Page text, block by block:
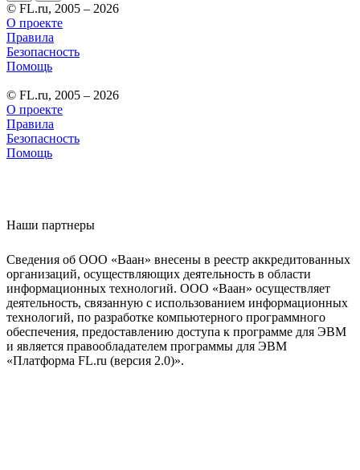
© FL.ru, 2005 – 2026
О проекте
Правила
Безопасность
Помощь
© FL.ru, 2005 – 2026
О проекте
Правила
Безопасность
Помощь
Наши партнеры
Сведения об ООО «Ваан» внесены в реестр аккредитованных
организаций, осуществляющих деятельность в области
информационных технологий. ООО «Ваан» осуществляет
деятельность, связанную с использованием информационных
технологий, по разработке компьютерного программного
обеспечения, предоставлению доступа к программе для ЭВМ
и является правообладателем программы для ЭВМ
«Платформа FL.ru (версия 2.0)».